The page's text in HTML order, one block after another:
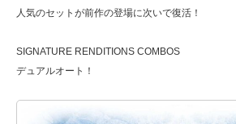
人気のセットが前作の登場に次いで復活！
SIGNATURE RENDITIONS COMBOS
デュアルオート！